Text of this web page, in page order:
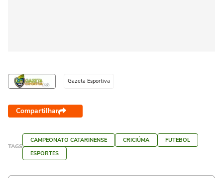
Gazeta Esportiva
Compartilhar
TAGS
CAMPEONATO CATARINENSE CRICIÚMA
FUTEBOL
ESPORTES